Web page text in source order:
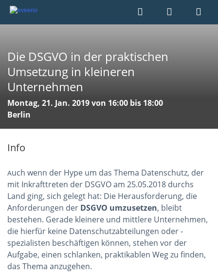
Die DSGVO in der praktischen
Umsetzung in kleineren
Unternehmen
Montag, 21. Jan. 2019 von 16:00 bis 18:00
Berlin
Info
Auch wenn der Hype um das Thema Datenschutz, der
mit Inkrafttreten der DSGVO am 25.05.2018 durchs
Land ging, sich gelegt hat: Die Herausforderung, die
Anforderungen der DSGVO umzusetzen, bleibt
bestehen. Gerade kleinere und mittlere Unternehmen,
die hierfür keine Datenschutzabteilungen oder -
spezialisten beschäftigen können, stehen vor der
Aufgabe, einen schlanken, praktikablen Weg zu finden,
das Thema anzugehen.